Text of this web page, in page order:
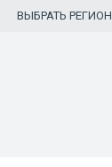
ВЫБРАТЬ РЕГИОН